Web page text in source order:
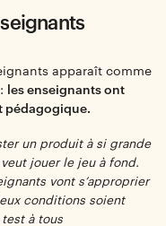
apparaît comme
les enseignants ont
pédagogique.
un produit à si grande
jouer le jeu à fond.
vont s’approprier
conditions soient
à tous